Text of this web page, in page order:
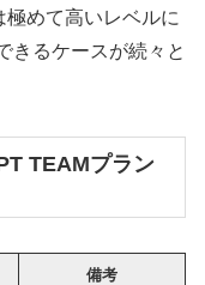
めて高いレベルに
きるケースが続々と
TEAMプラン
備考